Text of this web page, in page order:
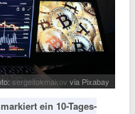
sergeitokmakov via Pixabay
ein 10-Tages-